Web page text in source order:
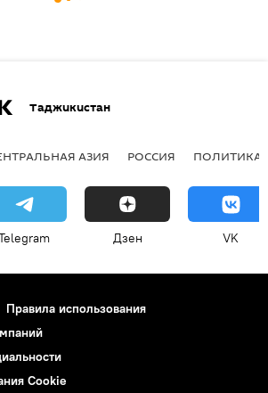
Таджикистан
АЗИЯ РОССИЯ ПОЛИТИКА
Дзен VK
Правила использования
Cookie